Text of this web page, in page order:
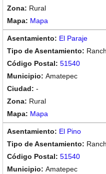
Rural
Mapa
El Paraje
51540
Amatepec
-
Rural
Mapa
El Pino
51540
Amatepec